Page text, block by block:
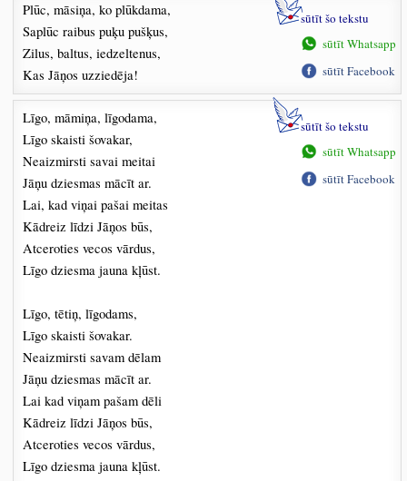
Plūc, māsiņa, ko plūkdama,
Saplūc raibus puķu pušķus,
Zilus, baltus, iedzeltenus,
Kas Jāņos uzziedēja!
sūtīt šo tekstu
sūtīt Whatsapp
sūtīt Facebook
Līgo, māmiņa, līgodama,
Līgo skaisti šovakar,
Neaizmirsti savai meitai
Jāņu dziesmas mācīt ar.
Lai, kad viņai pašai meitas
Kādreiz līdzi Jāņos būs,
Atceroties vecos vārdus,
Līgo dziesma jauna kļūst.
Līgo, tētiņ, līgodams,
Līgo skaisti šovakar.
Neaizmirsti savam dēlam
Jāņu dziesmas mācīt ar.
Lai kad viņam pašam dēli
Kādreiz līdzi Jāņos būs,
Atceroties vecos vārdus,
Līgo dziesma jauna kļūst.
sūtīt šo tekstu
sūtīt Whatsapp
sūtīt Facebook